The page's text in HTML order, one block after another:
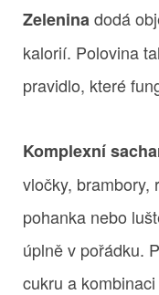
Zeleninadodá
kalorií. Polovina
pravidlo, které
Komplexní
vločky, brambory,
pohanka nebo
úplně v pořádku.
cukru a